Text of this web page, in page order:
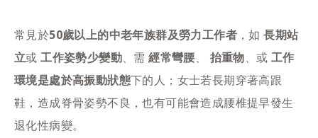
常見於50歲以上的中老年族群及勞力工作者 ，如 長期站
立或 工作姿勢少變動、需 經常彎腰、 抬重物、或 工作
環境是處於高振動狀態下的人；女士若長期穿著高跟
鞋，造成脊骨姿勢不良，也有可能會造成腰椎提早發生
退化性病變。